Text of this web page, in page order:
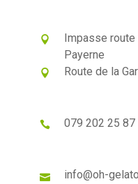
Impasse
Payerne
Route de la
079 202 25 87
info@oh-